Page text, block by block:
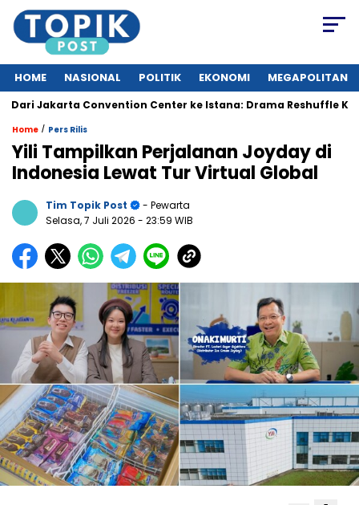
HOME NASIONAL POLITIK EKONOMI MEGAPOLITAN
Convention Center ke Istana: Drama Reshuffle Kabinet
Home / Pers Rilis
Yili Tampilkan Perjalanan Joyday di
Indonesia Lewat Tur Virtual Global
Tim Topik Post
- Pewarta
Selasa, 7 Juli 2026 - 23:59 WIB